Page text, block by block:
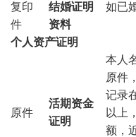
复印
件
结婚证明
资料
如已
个人资产证明
原件
活期资金
证明
本人
原件
记录
以上
额，